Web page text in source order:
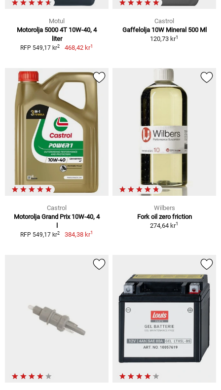
Motul
Motorolja 5000 4T 10W-40, 4
liter
RFP 549,17 kr2 468,42 kr1
Castrol
Gaffelolja 10W Mineral 500 Ml
120,73 kr1
Castrol
Motorolja Grand Prix 10W-40, 4
RFP 549,17 kr2 384,38 kr1
Wilbers
Fork oil zero friction
274,64 kr1